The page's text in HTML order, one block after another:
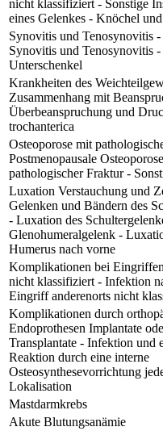
nicht klassifiziert - Sonstige
eines Gelenkes - Knöchel
Synovitis und Tenosynovitis -
Synovitis und Tenosynovitis -
Unterschenkel
Krankheiten des
Zusammenhang mit
Überbeanspruchung und
trochanterica
Osteoporose mit
Postmenopausale
pathologischer Fraktur -
Luxation Verstauchung und
Gelenken und Bändern des
- Luxation des
Glenohumeralgelenk -
Humerus nach vorne
Komplikationen bei
nicht klassifiziert - Infektion
Eingriff anderenorts nicht
Komplikationen durch
Endoprothesen Implantate
Transplantate - Infektion und
Reaktion durch eine interne
Osteosynthesevorrichtung
Lokalisation
Mastdarmkrebs
Akute Blutungsanämie